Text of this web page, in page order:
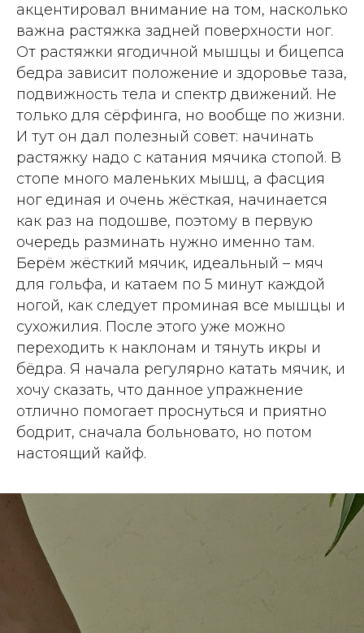
акцентировал внимание на том, насколько
важна растяжка задней поверхности ног.
От растяжки ягодичной мышцы и бицепса
бедра зависит положение и здоровье таза,
подвижность тела и спектр движений. Не
только для сёрфинга, но вообще по жизни.
И тут он дал полезный совет: начинать
растяжку надо с катания мячика стопой. В
стопе много маленьких мышц, а фасция
ног единая и очень жёсткая, начинается
как раз на подошве, поэтому в первую
очередь разминать нужно именно там.
Берём жёсткий мячик, идеальный – мяч
для гольфа, и катаем по 5 минут каждой
ногой, как следует проминая все мышцы и
сухожилия. После этого уже можно
переходить к наклонам и тянуть икры и
бёдра. Я начала регулярно катать мячик, и
хочу сказать, что данное упражнение
отлично помогает проснуться и приятно
бодрит, сначала больновато, но потом
настоящий кайф.